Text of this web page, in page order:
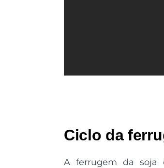
Ciclo da
A ferrugem da soja